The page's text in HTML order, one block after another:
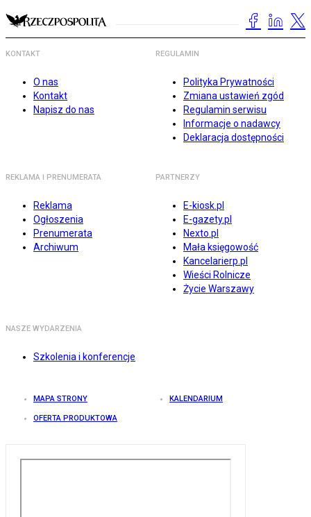
KONTAKT
O nas
Kontakt
Napisz do nas
REGULAMIN
Polityka Prywatności
Zmiana ustawień zgód
Regulamin serwisu
Informacje o nadawcy
Deklaracja dostępności
REKLAMA I PRENUMERATA
Reklama
Ogłoszenia
Prenumerata
Archiwum
PARTNERZY
E-kiosk.pl
E-gazety.pl
Nexto.pl
Mała księgowość
Kancelarierp.pl
Wieści Rolnicze
Życie Warszawy
NASZE WYDARZENIA
Szkolenia i konferencje
MAPA STRONY KALENDARIUM
OFERTA PRODUKTOWA